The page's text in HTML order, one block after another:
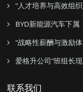
“人才培养与高效组织
BYD新能源汽车下属
“战略性薪酬与激励体
爱格升公司“班组长现
联系我们